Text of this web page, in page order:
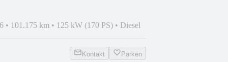
• 101.175 km • 125 kW (170 PS) • Diesel
Kontakt Parken